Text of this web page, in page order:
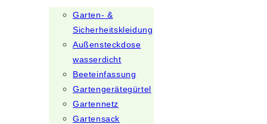
Garten- &
Sicherheitskleidung
Außensteckdose
wasserdicht
Beeteinfassung
Gartengerätegürtel
Gartennetz
Gartensack